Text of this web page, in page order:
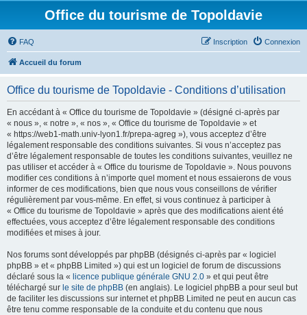
Office du tourisme de Topoldavie
FAQ Connexion
Inscription
Accueil du forum
Office du tourisme de Topoldavie - Conditions d’utilisation
En accédant à « Office du tourisme de Topoldavie » (désigné ci-après par
« nous », « notre », « nos », « Office du tourisme de Topoldavie » et
« https://web1-math.univ-lyon1.fr/prepa-agreg »), vous acceptez d’être
légalement responsable des conditions suivantes. Si vous n’acceptez pas
d’être légalement responsable de toutes les conditions suivantes, veuillez ne
pas utiliser et accéder à « Office du tourisme de Topoldavie ». Nous pouvons
modifier ces conditions à n’importe quel moment et nous essaierons de vous
informer de ces modifications, bien que nous vous conseillons de vérifier
régulièrement par vous-même. En effet, si vous continuez à participer à
« Office du tourisme de Topoldavie » après que des modifications aient été
effectuées, vous acceptez d’être légalement responsable des conditions
modifiées et mises à jour.
Nos forums sont développés par phpBB (désignés ci-après par « logiciel
phpBB » et « phpBB Limited ») qui est un logiciel de forum de discussions
déclaré sous la « licence publique générale GNU 2.0 » et qui peut être
téléchargé sur le site de phpBB (en anglais). Le logiciel phpBB a pour seul but
de faciliter les discussions sur internet et phpBB Limited ne peut en aucun cas
être tenu comme responsable de la conduite et du contenu que nous